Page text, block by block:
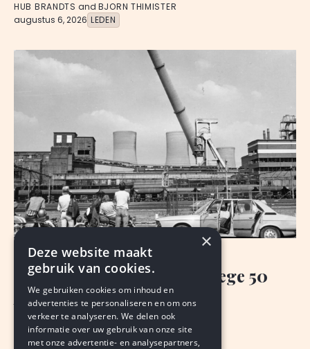
HUB BRANDTS and BJORN THIMISTER
augustus 6, 2026 LEDEN
NIEUWS
50 gratis koffietafels vanwege 50
jaar na Lies & Jan
VAN ONZE REDACTIE
augustus 5, 2026 LEDEN
×
Deze website maakt
gebruik van cookies.
We gebruiken cookies om inhoud en
advertenties te personaliseren en om ons
verkeer te analyseren. We delen ook
informatie over uw gebruik van onze site
met onze advertentie- en analysepartners,